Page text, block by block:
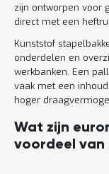
zijn ontworpen voor
direct met een
Kunststof
onderdelen en
werkbanken. Een
vaak met een
hoger
Wat zijn
voordeel